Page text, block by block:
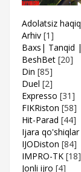
Adolatsiz
Arhiv [1]
Baxs| Tanqid
BeshBet [20]
Din [85]
Duel [2]
Expresso [31]
FIKRiston [58]
Hit-Parad [44]
Ijara qo'shiqlar
IJODiston [84]
IMPRO-TK [18]
Jonli ijro [4]